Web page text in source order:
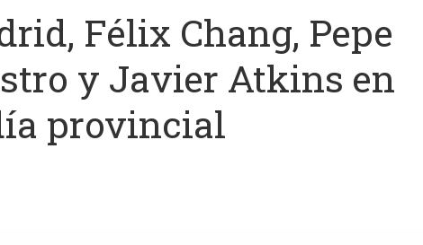
Félix Chang, Pepe
y Javier Atkins en
provincial